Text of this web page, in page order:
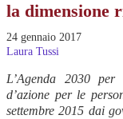
la dimensione
24 gennaio 2017
Laura Tussi
L’Agenda 2030
d’azione per le
settembre 2015 dai